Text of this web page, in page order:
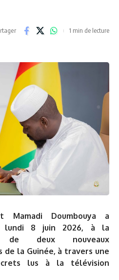
1 min de lecture
Mamadi Doumbouya a
lundi 8 juin 2026, à la
de deux nouveaux
de la Guinée, à travers une
lus à la télévision